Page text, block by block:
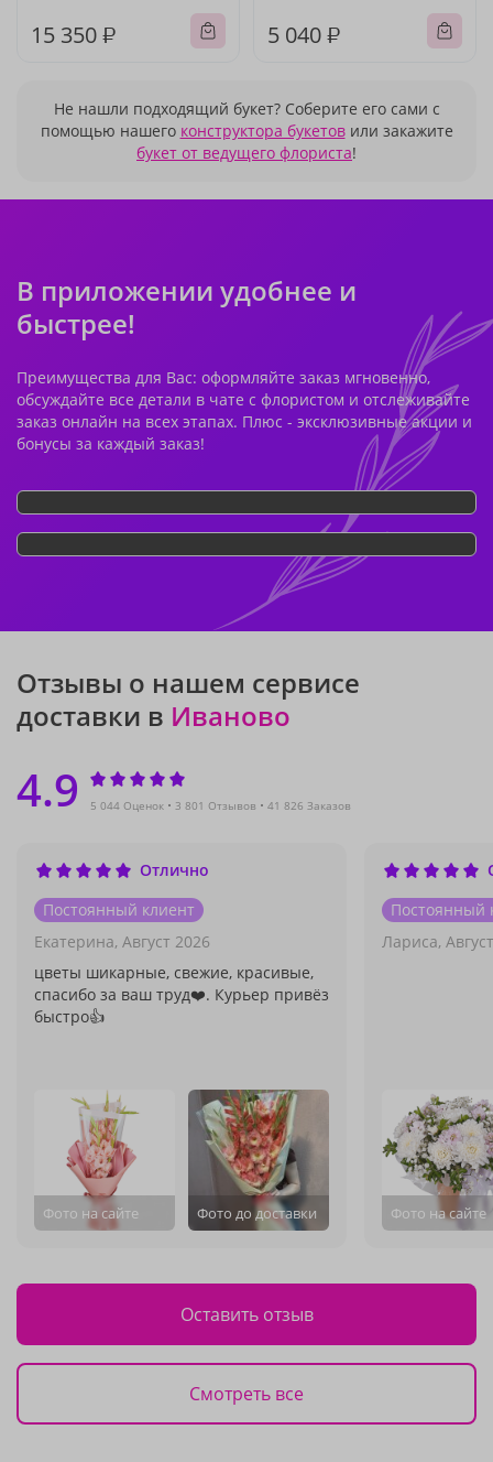
15 350 ₽ 5 040 ₽
Не нашли подходящий букет? Соберите его сами с
помощью нашего конструктора букетовили закажите
букет от ведущего флориста!
В приложении удобнее и
быстрее!
Преимущества для Вас: оформляйте заказ мгновенно,
обсуждайте все детали в чате с флористом и отслеживайте
заказ онлайн на всех этапах. Плюс - эксклюзивные акции и
бонусы за каждый заказ!
Отзывы о нашем сервисе
доставки в Иваново
4.9 5 044 Оценок 3 801 Отзывов 41 826 Заказов
Отлично
Постоянный клиент
Екатерина, Август 2026
цветы шикарные, свежие, красивые,
спасибо за ваш труд❤️. Курьер привёз
быстро👍
Фото на сайте Фото до доставки
Постоянный
Лариса,
Фото на сайте
Оставить отзыв
Смотреть все